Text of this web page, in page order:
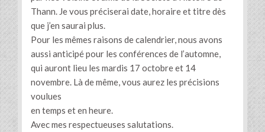
Thann. Je vous préciserai date, horaire et titre dès
que j’en saurai plus.
Pour les mêmes raisons de calendrier, nous avons
aussi anticipé pour les conférences de l’automne,
qui auront lieu les mardis 17 octobre et 14
novembre. Là de même, vous aurez les précisions
voulues
en temps et en heure.
Avec mes respectueuses salutations.